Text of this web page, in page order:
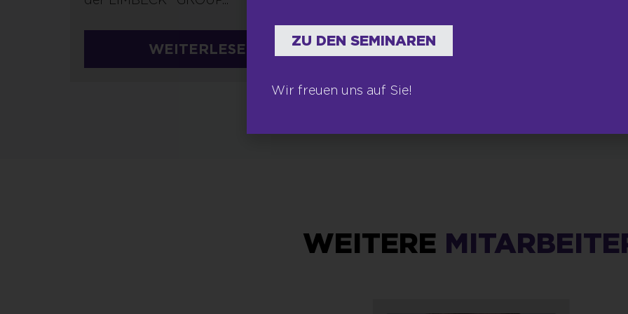
WEITERLESEN
WEITERE
ZU DEN SEMINAREN
Wir freuen uns auf Sie!